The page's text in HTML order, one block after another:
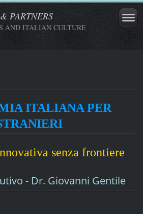
PARTNERS
AND ITALIAN CULTURE
ITALIANA PER
senza frontiere
- Dr. Giovanni Gentile